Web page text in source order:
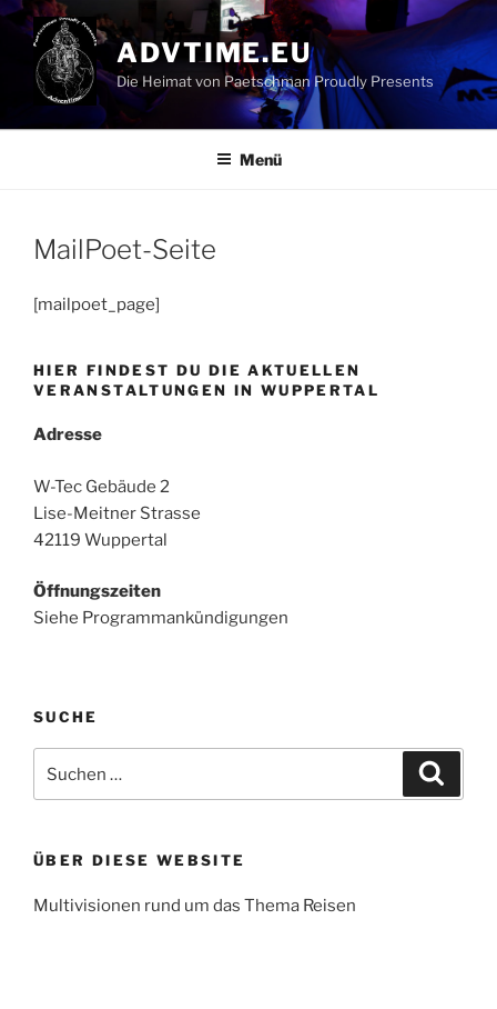
Zum
Inhalt
springen
ADVTIME.EU
Die Heimat von Paetschman Proudly Presents
Menü
MailPoet-Seite
[mailpoet_page]
HIER FINDEST DU DIE AKTUELLEN
VERANSTALTUNGEN IN WUPPERTAL
Adresse
W-Tec Gebäude 2
Lise-Meitner Strasse
42119 Wuppertal
Öffnungszeiten
Siehe Programmankündigungen
SUCHE
nach:
ÜBER DIESE WEBSITE
Multivisionen rund um das Thema Reisen